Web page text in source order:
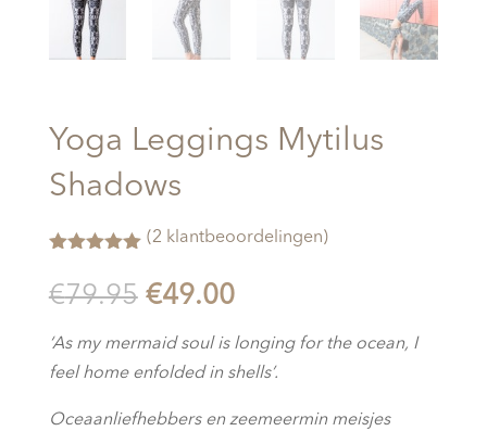
Yoga Leggings Mytilus
Shadows
5.00op 5
gebaseerd
waarderingen
(2 klantbeoordelingen)
€79.95 Oorspronkelijke
was:
€79.95.
€49.00Huidige
is:
€49.00.
‘As my mermaid soul is longing for the ocean, I
feel home enfolded in shells’.
Oceaanliefhebbers en zeemeermin meisjes